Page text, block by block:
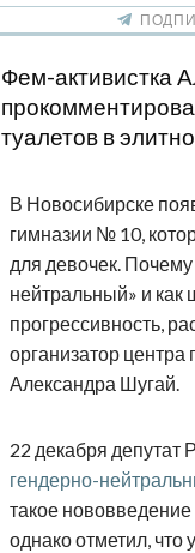
Фем-активистка
туалетов в
В Новосибирске
гимназии № 10,
для девочек.
нейтральный» и как
прогрессивность,
организатор
Александра Шугай.
22 декабря депутат
гендерно-
такое
однако отметил,